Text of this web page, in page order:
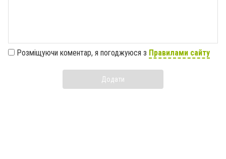
Розміщуючи коментар, я погоджуюся з Правилами сайту
Додати